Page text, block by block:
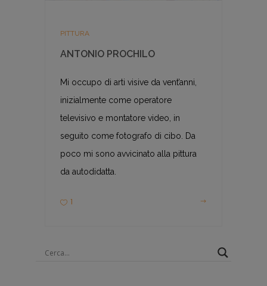
PITTURA
ANTONIO PROCHILO
Mi occupo di arti visive da vent’anni,
inizialmente come operatore
televisivo e montatore video, in
seguito come fotografo di cibo. Da
poco mi sono avvicinato alla pittura
da autodidatta.
1